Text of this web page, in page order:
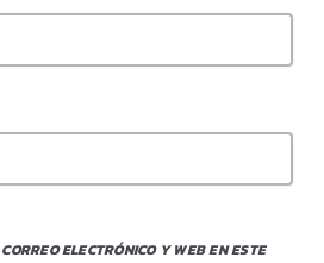
ELECTRÓNICO Y WEB EN ESTE